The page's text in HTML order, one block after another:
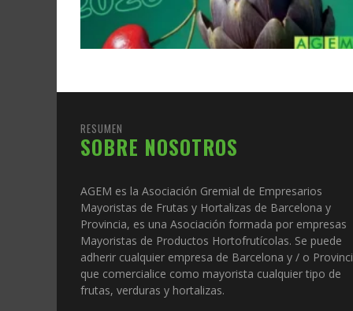
RESUMEN
SOBRE NOSOTROS
AGEM es la Asociación Gremial de Empresarios
Mayoristas de Frutas y Hortalizas de Barcelona y
Provincia, es una Asociación formada por empresas
Mayoristas de Productos Hortofrutícolas. Se puede
adherir cualquier empresa de Barcelona y / o
que comercialice como mayorista cualquier tipo de
frutas, verduras y hortalizas.